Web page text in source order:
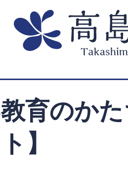
育のか
】